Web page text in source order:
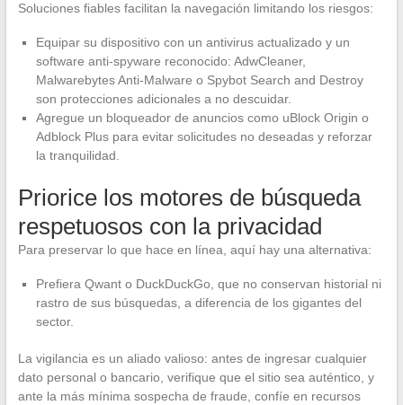
Soluciones fiables facilitan la navegación limitando los riesgos:
Equipar su dispositivo con un antivirus actualizado y un
software anti-spyware reconocido: AdwCleaner,
Malwarebytes Anti-Malware o Spybot Search and Destroy
son protecciones adicionales a no descuidar.
Agregue un bloqueador de anuncios como uBlock Origin o
Adblock Plus para evitar solicitudes no deseadas y reforzar
la tranquilidad.
Priorice los motores de búsqueda
respetuosos con la privacidad
Para preservar lo que hace en línea, aquí hay una alternativa:
Prefiera Qwant o DuckDuckGo, que no conservan historial ni
rastro de sus búsquedas, a diferencia de los gigantes del
sector.
La vigilancia es un aliado valioso: antes de ingresar cualquier
dato personal o bancario, verifique que el sitio sea auténtico, y
ante la más mínima sospecha de fraude, confíe en recursos